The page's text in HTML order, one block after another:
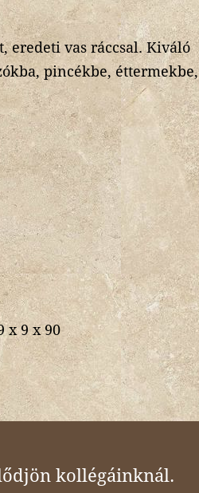
eredeti vas ráccsal. Kiváló
pincékbe, éttermekbe,
x 9 x 90
kollégáinknál.